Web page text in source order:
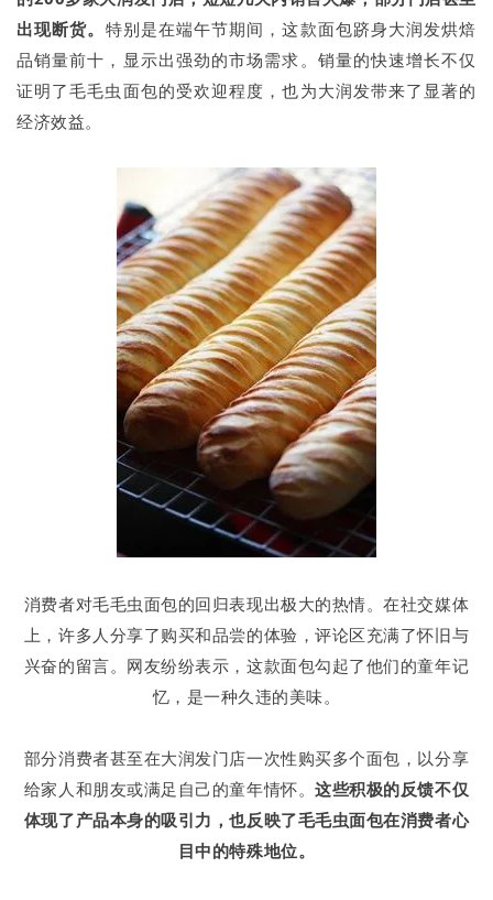
出现断货。 特别是在端午节期间，这款面包跻身大润发烘焙
品销量前十，显示出强劲的市场需求。销量的快速增长不仅
证明了毛毛虫面包的受欢迎程度，也为大润发带来了显著的
经济效益。
消费者对毛毛虫面包的回归表现出极大的热情。在社交媒体
上，许多人分享了购买和品尝的体验，评论区充满了怀旧与
兴奋的留言。网友纷纷表示，这款面包勾起了他们的童年记
忆，是一种久违的美味。
部分消费者甚至在大润发门店一次性购买多个面包，以分享
给家人和朋友或满足自己的童年情怀。这些积极的反馈不仅
体现了产品本身的吸引力，也反映了毛毛虫面包在消费者心
目中的特殊地位。